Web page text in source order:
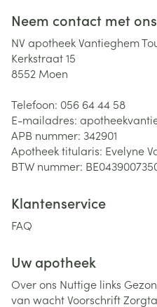
Neem contact met
NV apotheek Vantieghem
Kerkstraat 15
8552 Moen
Telefoon: 056 64 44 58
E-mailadres:
APB nummer: 342901
Apotheek titularis: Evelyne
BTW nummer:
Klantenservice
FAQ
Uw apotheek
Over ons Nuttige links
van wachtVoorschrift